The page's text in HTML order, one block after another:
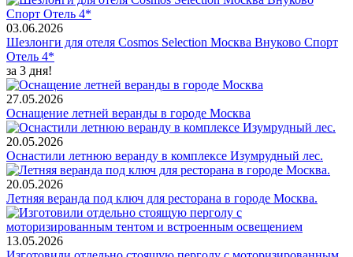
03.06.2026
Шезлонги для отеля Cosmos Selection Москва Внуково Спорт
Отель 4*
за 3 дня!
27.05.2026
Оснащение летней веранды в городе Москва
20.05.2026
Оснастили летнюю веранду в комплексе Изумрудный лес.
20.05.2026
Летняя веранда под ключ для ресторана в городе Москва.
13.05.2026